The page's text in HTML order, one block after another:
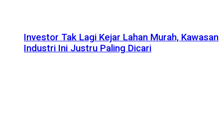
Investor Tak Lagi Kejar Lahan Murah, Kawasan
Industri Ini Justru Paling Dicari